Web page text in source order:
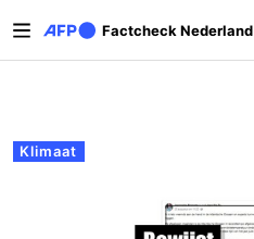
Factcheck Nederland
Primaire tabs
Klimaat